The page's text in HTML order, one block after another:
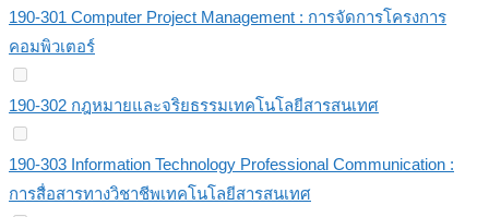
190-301 Computer Project Management : การจัดการโครงการ
คอมพิวเตอร์
190-302 กฎหมายและจริยธรรมเทคโนโลยีสารสนเทศ
190-303 Information Technology Professional Communication :
การสื่อสารทางวิชาชีพเทคโนโลยีสารสนเทศ